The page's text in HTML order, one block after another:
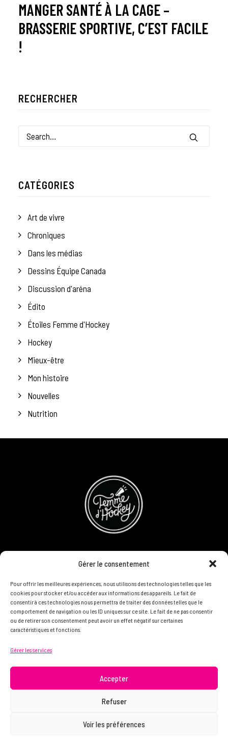
Gérer le consentement
Pour offrir les meilleures expériences, nous utilisons des technologies telles que les
cookies pour stocker et/ou accéder aux informations des appareils. Le fait de
consentir à ces technologies nous permettra de traiter des données telles que le
comportement de navigation ou les ID uniques sur ce site. Le fait de ne pas consentir
ou de retirer son consentement peut avoir un effet négatif sur certaines
caractéristiques et fonctions.
Gérer les services
Accepter
Refuser
Voir les préférences
MANGER SANTÉ À LA CAGE –
BRASSERIE SPORTIVE, C’EST FACILE
!
RECHERCHER
CATÉGORIES
Art de vivre
Chroniques
Dans les médias
Dessins Équipe Canada
Discussion d'aréna
Édito
Étoiles Femme d'Hockey
Hockey
Mieux-être
Mon histoire
Nouvelles
Nutrition
CONCOURS
DEVENIR PARTENAIRE
POLITIQUE DE CONFIDENTIALITÉ
info@femme.hockey
© 2021 FEMME D’HOCKEY | Tous droits réservés.